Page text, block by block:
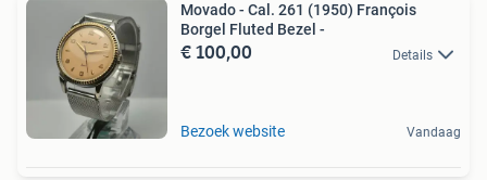
Movado - Cal. 261 (1950) François
Borgel Fluted Bezel -
€ 100,00 Details
Bezoek website Vandaag